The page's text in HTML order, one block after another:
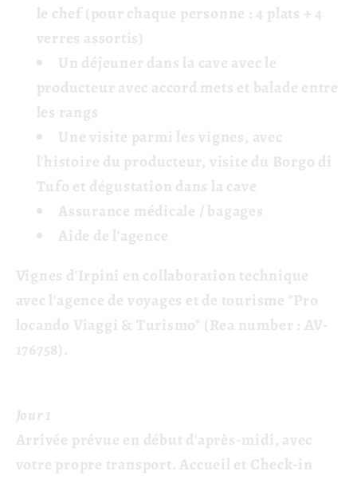
le chef (pour chaque personne : 4 plats + 4
verres assortis)
Un déjeuner dans la cave avec le
producteur avec accord mets et balade entre
les rangs
Une visite parmi les vignes, avec
l'histoire du producteur, visite du Borgo di
Tufo et dégustation dans la cave
Assurance médicale / bagages
Aide de l'agence
Vignes d'Irpini en collaboration technique
avec l'agence de voyages et de tourisme "Pro
locando Viaggi & Turismo" (Rea number : AV-
176758).
Jour 1
Arrivée prévue en début d'après-midi, avec
votre propre transport. Accueil et Check-in